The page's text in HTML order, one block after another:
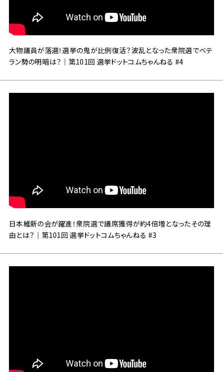
大物議員が落選！選挙の鬼が比例復活？波乱となった衆院選でベテ
ラン勢の明暗は？｜第101回 選挙ドットコムちゃんねる #4
日本維新の会が躍進！衆院選で議席獲得が約4倍増となったその理
由とは？｜第101回 選挙ドットコムちゃんねる #3